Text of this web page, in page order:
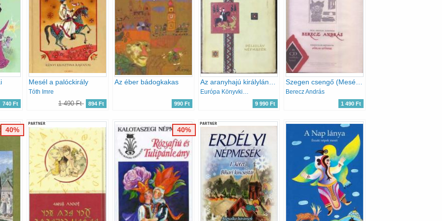
740 Ft
Mesél a palóckirály
Tóth Imre
1 490 Ft 894 Ft
Az éber bádogkakas
990 Ft
Az aranyhajú királylány -Délszláv népmesék
Európa Könyvkiadó
9 990 Ft
Szegen csengő (Mesék, népdalok a Nagykunságról és annak környékéről, muzsikával)
Berecz András
1 490 Ft
40%
PARTNER
40%
PARTNER